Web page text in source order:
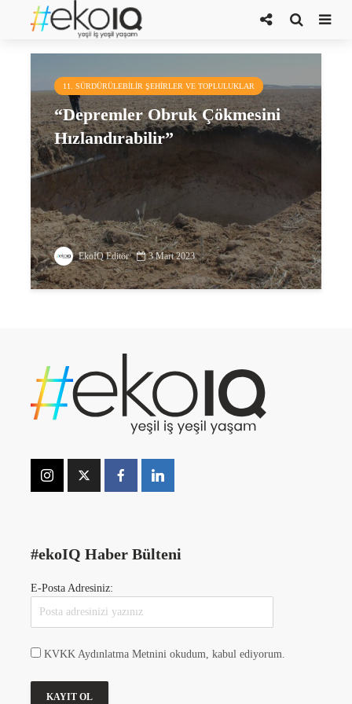
Karapınar
11. SÜRDÜRÜLEBILIR ŞEHIRLER VE TOPLULUKLAR
“Depremler Obruk Çökmesini
Hızlandırabilir”
EkoIQ Editör 3 Mart 2023
#ekoIQ Haber Bülteni
E-Posta Adresiniz:
KVKK Aydınlatma Metnini okudum, kabul ediyorum.